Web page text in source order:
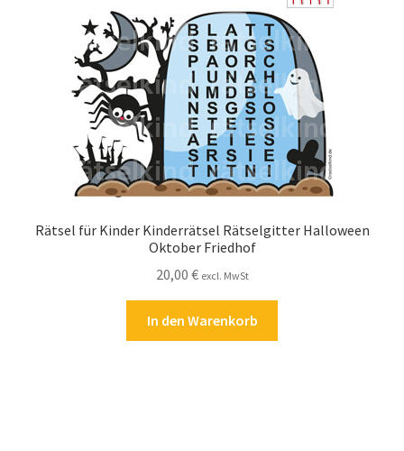
Kostenlose Rätsel
Mein Konto
Shop
Rätsel für Kinder Kinderrätsel Rätselgitter Halloween
Oktober Friedhof
20,00 € excl. MwSt
In den Warenkorb